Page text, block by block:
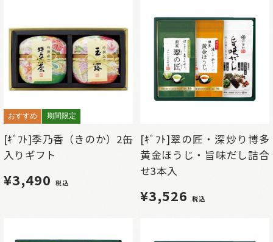
おすすめ 期間限定
[ｷﾞﾌﾄ]季乃香（きのか）2缶
入りギフト
¥3,490 税込
[ｷﾞﾌﾄ]翠の匠・深炒り博多
黄金ほうじ・旨味だし詰合
せ3本入
¥3,526 税込